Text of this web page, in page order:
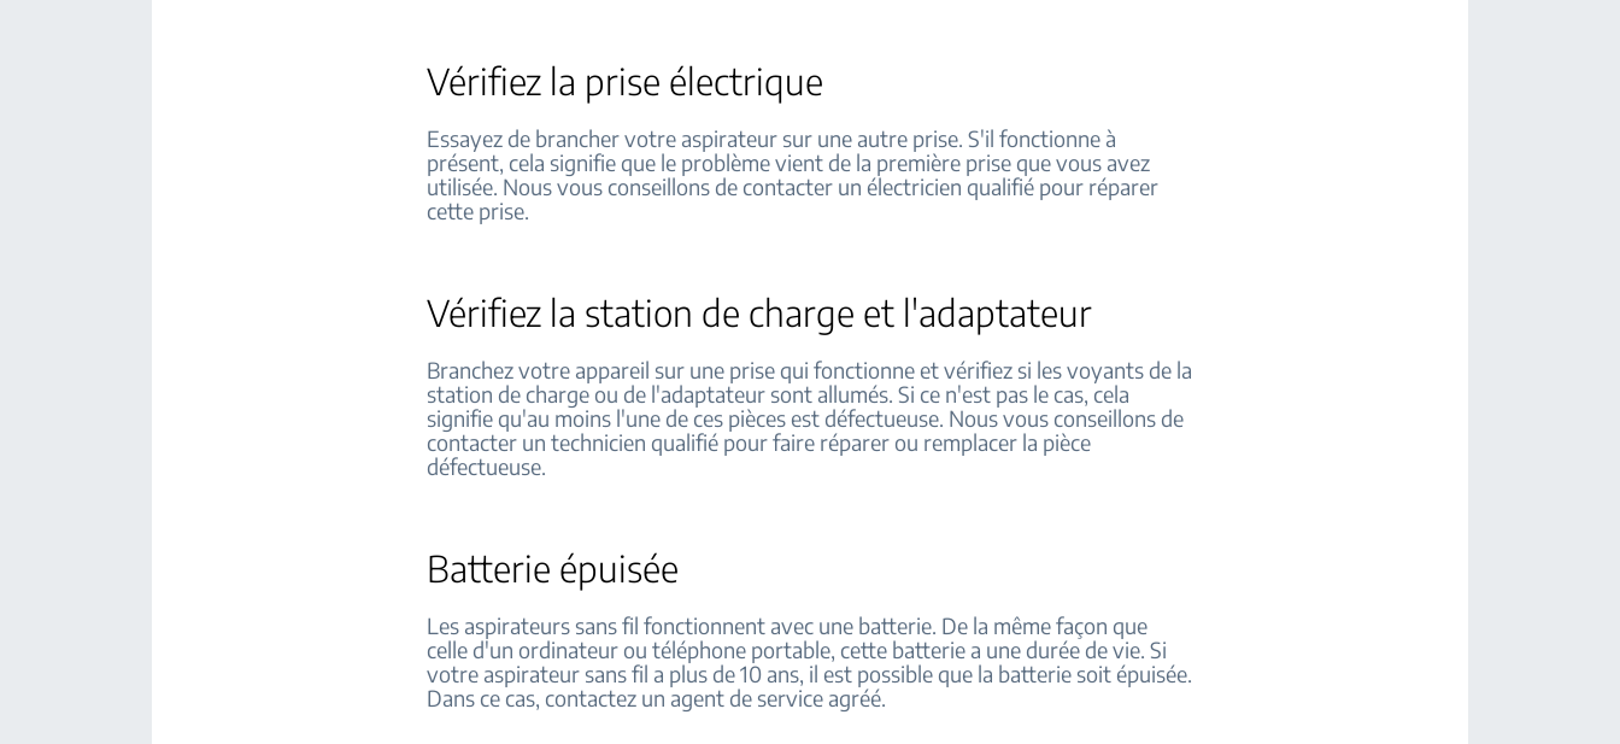
Vérifiez la prise électrique
Essayez de brancher votre aspirateur sur une autre prise. S'il fonctionne à
présent, cela signifie que le problème vient de la première prise que vous avez
utilisée. Nous vous conseillons de contacter un électricien qualifié pour réparer
cette prise.
Vérifiez la station de charge et l'adaptateur
Branchez votre appareil sur une prise qui fonctionne et vérifiez si les voyants de la
station de charge ou de l'adaptateur sont allumés. Si ce n'est pas le cas, cela
signifie qu'au moins l'une de ces pièces est défectueuse. Nous vous conseillons de
contacter un technicien qualifié pour faire réparer ou remplacer la pièce
défectueuse.
Batterie épuisée
Les aspirateurs sans fil fonctionnent avec une batterie. De la même façon que
celle d'un ordinateur ou téléphone portable, cette batterie a une durée de vie. Si
votre aspirateur sans fil a plus de 10 ans, il est possible que la batterie soit épuisée.
Dans ce cas, contactez un agent de service agréé.